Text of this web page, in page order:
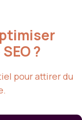
?
pour attirer du